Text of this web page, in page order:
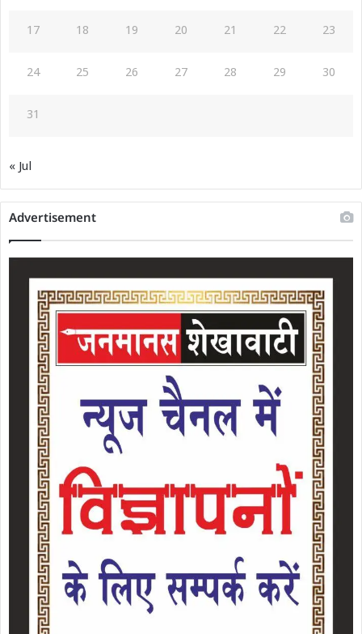
17 18 19 20 21 22 23
24 25 26 27 28 29 30
31
« Jul
Advertisement